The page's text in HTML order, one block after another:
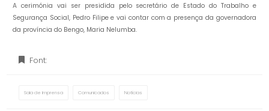
A cerimónia vai ser presidida pelo secretário de Estado do Trabalho e
Segurança Social, Pedro Filipe e vai contar com a presença da governadora
da província do Bengo, Maria Nelumba.
Font:
Sala de Imprensa Comunicados Notícias